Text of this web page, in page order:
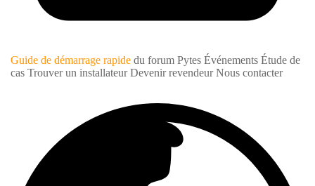
Guide de démarrage rapide du forum Pytes Événements Étude de
cas Trouver un installateur Devenir revendeur Nous contacter